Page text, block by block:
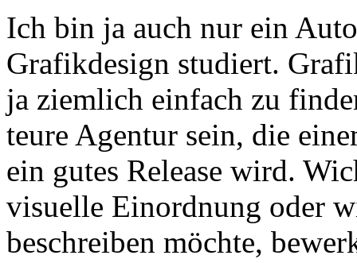
Ich bin ja auch nur ein
Grafikdesign studiert.
ja ziemlich einfach zu
teure Agentur sein, die
ein gutes Release wird.
visuelle Einordnung oder
beschreiben möchte,